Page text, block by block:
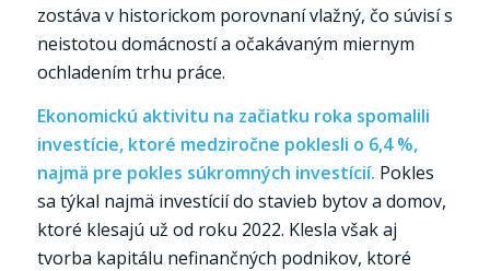
zostáva v historickom porovnaní vlažný, čo súvisí s
neistotou domácností a očakávaným miernym
ochladením trhu práce.
Ekonomickú aktivitu na začiatku roka spomalili
investície, ktoré medziročne poklesli o 6,4 %,
najmä pre pokles súkromných investícií. Pokles
sa týkal najmä investícií do stavieb bytov a domov,
ktoré klesajú už od roku 2022. Klesla však aj
tvorba kapitálu nefinančných podnikov, ktoré